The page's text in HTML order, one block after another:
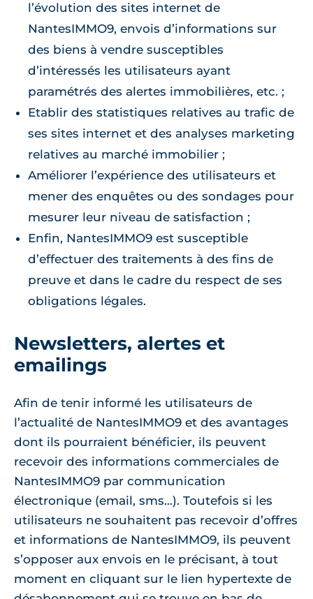
l’évolution des sites internet de
NantesIMMO9, envois d’informations sur
des biens à vendre susceptibles
d’intéressés les utilisateurs ayant
paramétrés des alertes immobilières, etc. ;
Etablir des statistiques relatives au trafic de
ses sites internet et des analyses marketing
relatives au marché immobilier ;
Améliorer l’expérience des utilisateurs et
mener des enquêtes ou des sondages pour
mesurer leur niveau de satisfaction ;
Enfin, NantesIMMO9 est susceptible
d’effectuer des traitements à des fins de
preuve et dans le cadre du respect de ses
obligations légales.
Newsletters, alertes et
emailings
Afin de tenir informé les utilisateurs de
l’actualité de NantesIMMO9 et des avantages
dont ils pourraient bénéficier, ils peuvent
recevoir des informations commerciales de
NantesIMMO9 par communication
électronique (email, sms…). Toutefois si les
utilisateurs ne souhaitent pas recevoir d’offres
et informations de NantesIMMO9, ils peuvent
s’opposer aux envois en le précisant, à tout
moment en cliquant sur le lien hypertexte de